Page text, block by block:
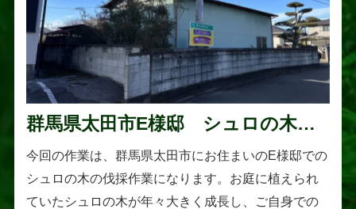
群馬県太田市E様邸 シュロの木の
伐採作業
今回の作業は、群馬県太田市にお住まいのE様邸での
シュロの木の伐採作業になります。お庭に植えられ
ていたシュロの木が年々大きく成長し、ご自身での